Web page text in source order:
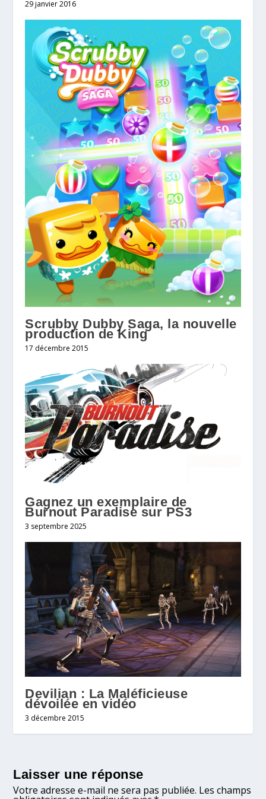
29 janvier 2016
Scrubby Dubby Saga, la nouvelle
production de King
17 décembre 2015
Gagnez un exemplaire de
Burnout Paradise sur PS3
3 septembre 2025
Devilian : La Maléficieuse
dévoilée en vidéo
3 décembre 2015
Laisser une réponse
Votre adresse e-mail ne sera pas publiée. Les champs